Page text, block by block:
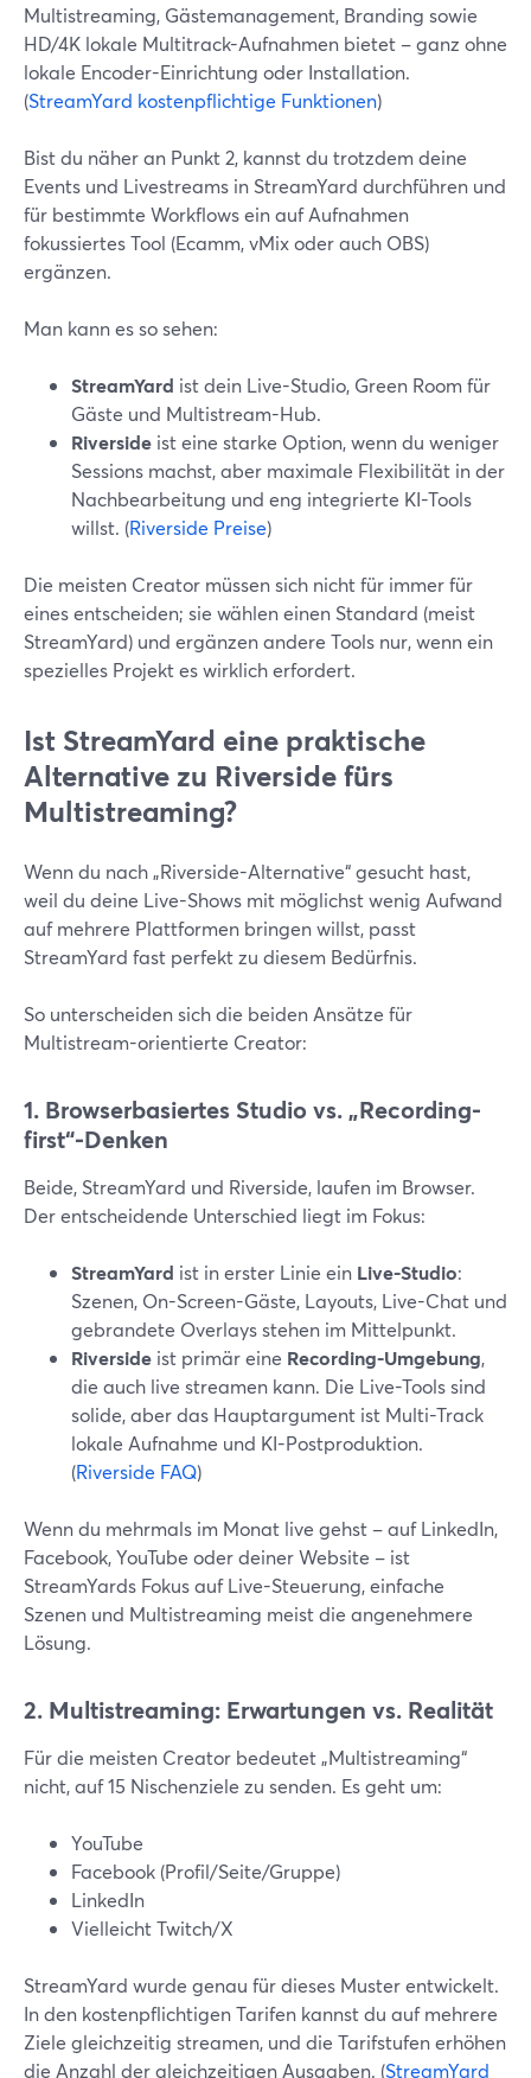
Multistreaming, Gästemanagement, Branding sowie
HD/4K lokale Multitrack-Aufnahmen bietet – ganz ohne
lokale Encoder-Einrichtung oder Installation.
(StreamYard kostenpflichtige Funktionen)
Bist du näher an Punkt 2, kannst du trotzdem deine
Events und Livestreams in StreamYard durchführen und
für bestimmte Workflows ein auf Aufnahmen
fokussiertes Tool (Ecamm, vMix oder auch OBS)
ergänzen.
Man kann es so sehen:
StreamYard ist dein Live-Studio, Green Room für
Gäste und Multistream-Hub.
Riverside ist eine starke Option, wenn du weniger
Sessions machst, aber maximale Flexibilität in der
Nachbearbeitung und eng integrierte KI-Tools
willst. (Riverside Preise)
Die meisten Creator müssen sich nicht für immer für
eines entscheiden; sie wählen einen Standard (meist
StreamYard) und ergänzen andere Tools nur, wenn ein
spezielles Projekt es wirklich erfordert.
Ist StreamYard eine praktische
Alternative zu Riverside fürs
Multistreaming?
Wenn du nach „Riverside-Alternative“ gesucht hast,
weil du deine Live-Shows mit möglichst wenig Aufwand
auf mehrere Plattformen bringen willst, passt
StreamYard fast perfekt zu diesem Bedürfnis.
So unterscheiden sich die beiden Ansätze für
Multistream-orientierte Creator:
1. Browserbasiertes Studio vs. „Recording-
first“-Denken
Beide, StreamYard und Riverside, laufen im Browser.
Der entscheidende Unterschied liegt im Fokus:
StreamYard ist in erster Linie ein Live-Studio:
Szenen, On-Screen-Gäste, Layouts, Live-Chat und
gebrandete Overlays stehen im Mittelpunkt.
Riverside ist primär eine Recording-Umgebung,
die auch live streamen kann. Die Live-Tools sind
solide, aber das Hauptargument ist Multi-Track
lokale Aufnahme und KI-Postproduktion.
(Riverside FAQ)
Wenn du mehrmals im Monat live gehst – auf LinkedIn,
Facebook, YouTube oder deiner Website – ist
StreamYards Fokus auf Live-Steuerung, einfache
Szenen und Multistreaming meist die angenehmere
Lösung.
2. Multistreaming: Erwartungen vs. Realität
Für die meisten Creator bedeutet „Multistreaming“
nicht, auf 15 Nischenziele zu senden. Es geht um:
YouTube
Facebook (Profil/Seite/Gruppe)
LinkedIn
Vielleicht Twitch/X
StreamYard wurde genau für dieses Muster entwickelt.
In den kostenpflichtigen Tarifen kannst du auf mehrere
Ziele gleichzeitig streamen, und die Tarifstufen erhöhen
die Anzahl der gleichzeitigen Ausgaben. (StreamYard